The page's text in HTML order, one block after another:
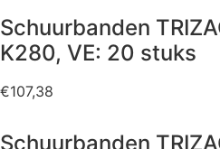
Schuurbanden
K280, VE: 20 stuks
€107,38
Schuurbanden